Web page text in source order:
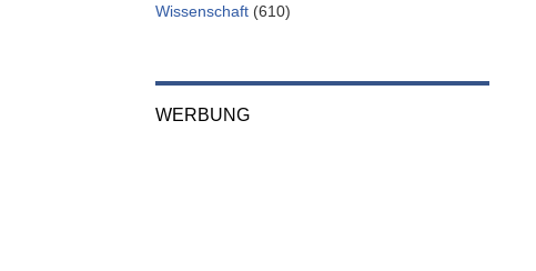
Wissenschaft (610)
WERBUNG